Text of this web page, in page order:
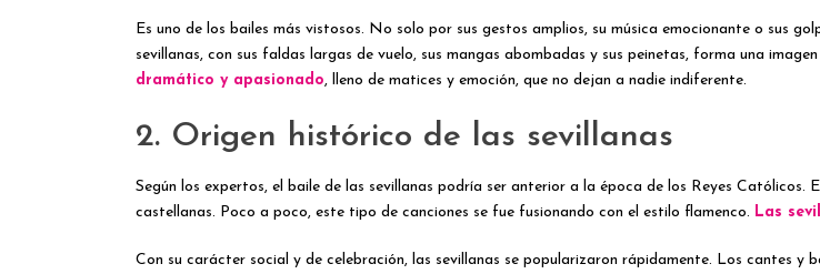
Es uno de los bailes más vistosos. No solo por sus gestos amplios, su música emocionante o sus
sevillanas, con sus faldas largas de vuelo, sus mangas abombadas y sus peinetas, forma una
dramático y apasionado, lleno de matices y emoción, que no dejan a nadie indiferente.
2. Origen histórico de las sevillanas
Según los expertos, el baile de las sevillanas podría ser anterior a la época de los Reyes
castellanas. Poco a poco, este tipo de canciones se fue fusionando con el estilo flamenco. Las
Con su carácter social y de celebración, las sevillanas se popularizaron rápidamente. Los cantes